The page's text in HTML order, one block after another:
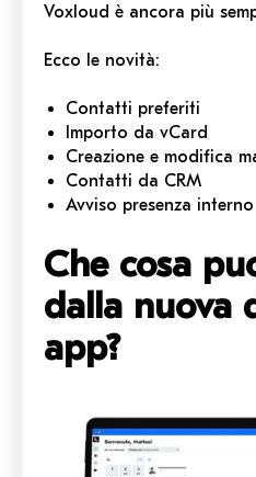
Voxloud è ancora più
Ecco le novità:
Contatti preferiti
Importo da vCard
Creazione e modifica
Contatti da CRM
Avviso presenza interno
Che cosa
dalla nuova
app?